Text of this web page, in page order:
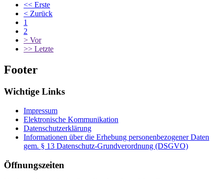
<< Erste
< Zurück
1
2
> Vor
>> Letzte
Footer
Wichtige Links
Impressum
Elektronische Kommunikation
Datenschutzerklärung
Informationen über die Erhebung personenbezogener Daten
gem. § 13 Datenschutz-Grundverordnung (DSGVO)
Öffnungszeiten